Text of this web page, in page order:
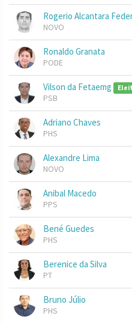
Rogerio Alcantara
NOVO
Ronaldo Granata
PODE
Vilson da Fetaemg
PSB
Adriano Chaves
PHS
Alexandre Lima
NOVO
Anibal Macedo
PPS
Bené Guedes
PHS
Berenice da Silva
PT
Bruno Júlio
PHS